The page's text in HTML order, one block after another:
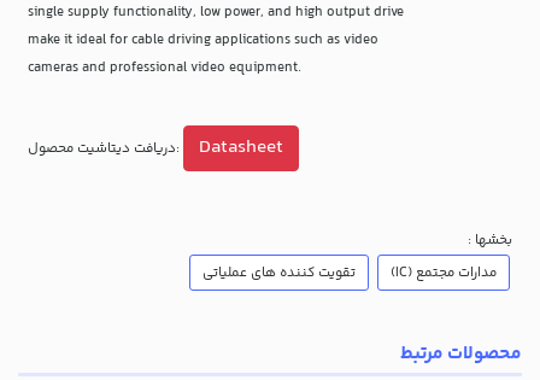
single supply functionality, low power, and high output drive
make it ideal for cable driving applications such as video
cameras and professional video equipment.
دریافت دیتاشیت محصول: Datasheet
بخشها :
مدارات مجتمع (IC)
تقویت کننده های عملیاتی
محصولات مرتبط